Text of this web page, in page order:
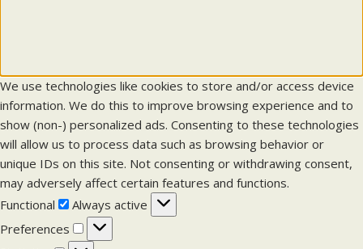
We use technologies like cookies to store and/or access device
information. We do this to improve browsing experience and to
show (non-) personalized ads. Consenting to these technologies
will allow us to process data such as browsing behavior or
unique IDs on this site. Not consenting or withdrawing consent,
may adversely affect certain features and functions.
Functional
F
u
n
Always active
Preferences
P
r